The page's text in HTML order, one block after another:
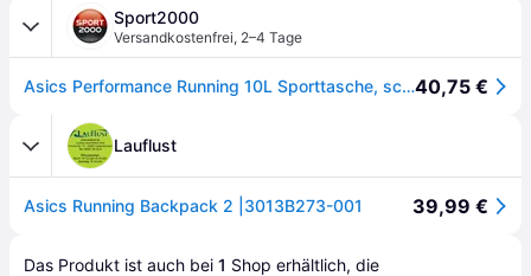
Sport2000
Versandkostenfrei, 2–4 Tage
Asics Performance Running 10L Sporttasche, schwarz40,75 €
Lauflust
Asics Running Backpack 2 |3013B273-001 39,99 €
Das Produkt ist auch bei 1 Shop erhältlich, die